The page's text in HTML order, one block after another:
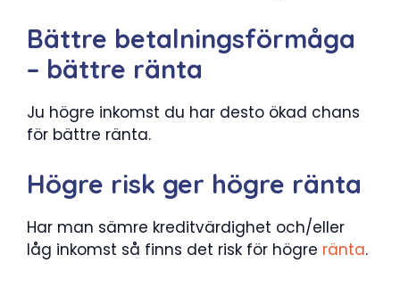
Bättre betalningsförmåga
– bättre ränta
Ju högre inkomst du har desto ökad chans
för bättre ränta.
Högre risk ger högre ränta
Har man sämre kreditvärdighet och/eller
låg inkomst så finns det risk för högre ränta.